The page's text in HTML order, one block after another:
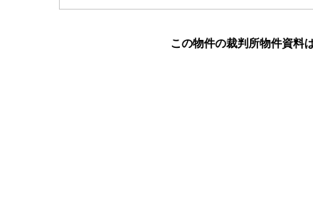
この物件の裁判所物件資料